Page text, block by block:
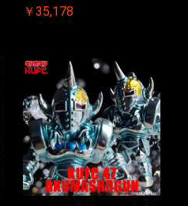
￥35,178